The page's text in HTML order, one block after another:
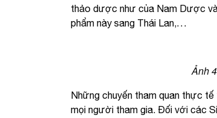
thảo dược như của Nam Dược
phẩm này sang Thái Lan,…
Ảnh
Những chuyến tham quan thực
mọi người tham gia. Đối với các